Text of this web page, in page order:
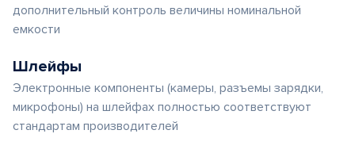
дополнительный контроль величины номинальной
емкости
Шлейфы
Электронные компоненты (камеры, разъемы зарядки,
микрофоны) на шлейфах полностью соответствуют
стандартам производителей